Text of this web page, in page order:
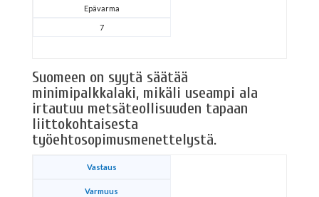
Epävarma
7
Suomeen on syytä säätää
minimipalkkalaki, mikäli useampi ala
irtautuu metsäteollisuuden tapaan
liittokohtaisesta
työehtosopimusmenettelystä.
Vastaus
Varmuus